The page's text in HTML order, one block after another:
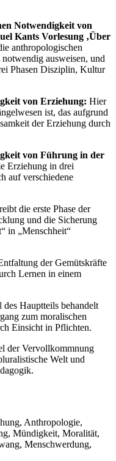
Notwendigkeit von
Kants Vorlesung ‚Über
anthropologischen
ausweisen, und
Phasen Disziplin, Kultur
von Erziehung: Hier
ist, das aufgrund
der Erziehung durch
von Führung in der
Erziehung in drei
auf verschiedene
die erste Phase der
und die Sicherung
in „Menschheit“
der Gemütskräfte
Lernen in einem
Hauptteils behandelt
zum moralischen
Einsicht in Pflichten.
der Vervollkommnung
Welt und
Anthropologie,
Mündigkeit, Moralität,
Menschwerdung,